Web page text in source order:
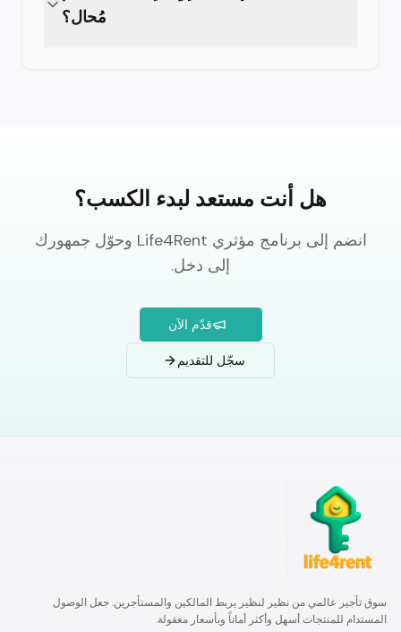
مُحال؟
هل أنت مستعد لبدء الكسب؟
انضم إلى برنامج مؤثري Life4Rent وحوّل جمهورك
إلى دخل.
قدّم الآن
سجّل للتقديم
سوق تأجير عالمي من نظير لنظير يربط المالكين والمستأجرين. جعل الوصول
المستدام للمنتجات أسهل وأكثر أماناً وبأسعار معقولة.